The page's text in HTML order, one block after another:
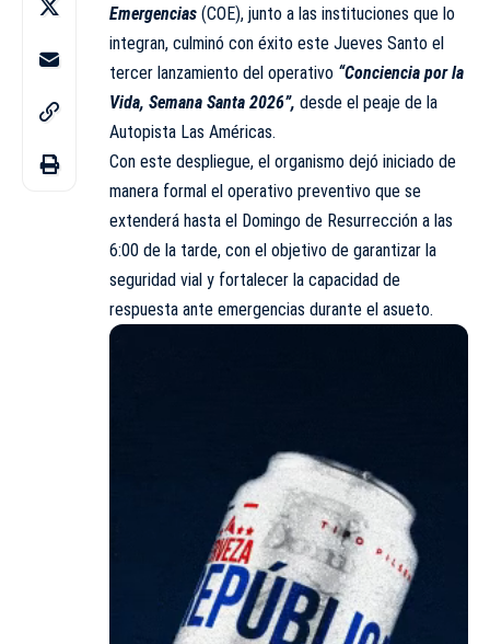
Emergencias (COE), junto a las instituciones que lo
integran, culminó con éxito este Jueves Santo el
tercer lanzamiento del operativo “Conciencia por la
Vida, Semana Santa 2026”, desde el peaje de la
Autopista Las Américas.
Con este despliegue, el organismo dejó iniciado de
manera formal el operativo preventivo que se
extenderá hasta el Domingo de Resurrección a las
6:00 de la tarde, con el objetivo de garantizar la
seguridad vial y fortalecer la capacidad de
respuesta ante emergencias durante el asueto.